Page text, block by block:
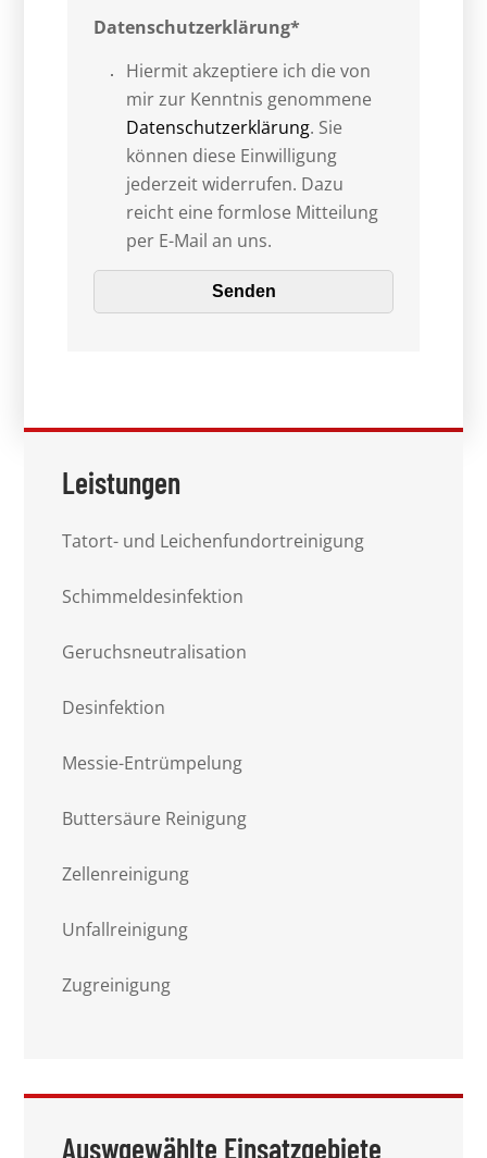
Leistungen
Tatort- und Leichenfundortreinigung
Schimmeldesinfektion
Geruchsneutralisation
Desinfektion
Messie-Entrümpelung
Buttersäure Reinigung
Zellenreinigung
Unfallreinigung
Zugreinigung
Auswgewählte Einsatzgebiete
Datenschutzerklärung*
Hiermit akzeptiere ich die von
mir zur Kenntnis genommene
Datenschutzerklärung. Sie
können diese Einwilligung
jederzeit widerrufen. Dazu
reicht eine formlose Mitteilung
per E-Mail an uns.